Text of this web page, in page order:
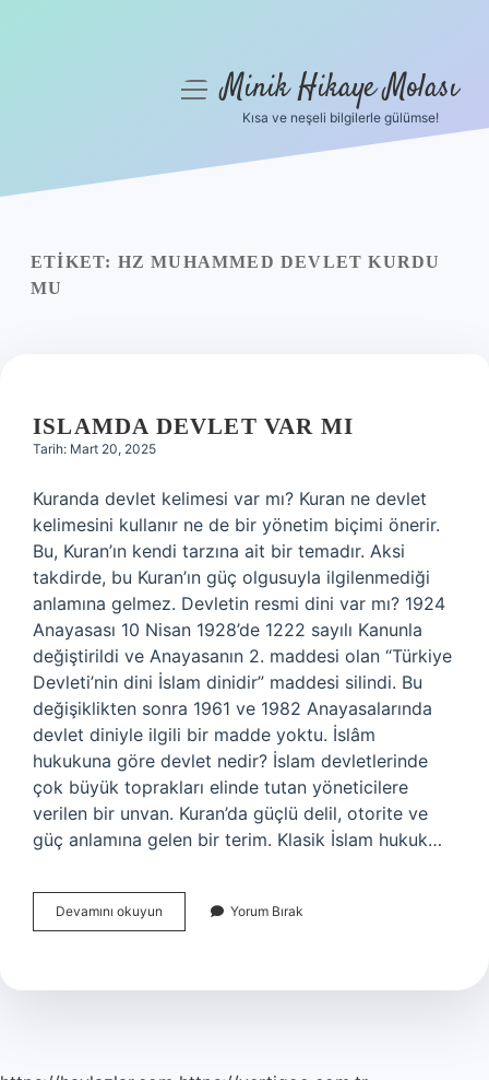
Yasal Uyarı
menüyüMinik Hikaye Molası
Kısa ve neşeli bilgilerle gülümse!
ETIKET: HZ MUHAMMED DEVLET KURDU
MU
ISLAMDA DEVLET VAR MI
Tarih: Mart 20, 2025
Kuranda devlet kelimesi var mı? Kuran ne devlet
kelimesini kullanır ne de bir yönetim biçimi önerir.
Bu, Kuran’ın kendi tarzına ait bir temadır. Aksi
takdirde, bu Kuran’ın güç olgusuyla ilgilenmediği
anlamına gelmez. Devletin resmi dini var mı? 1924
Anayasası 10 Nisan 1928’de 1222 sayılı Kanunla
değiştirildi ve Anayasanın 2. maddesi olan “Türkiye
Devleti’nin dini İslam dinidir” maddesi silindi. Bu
değişiklikten sonra 1961 ve 1982 Anayasalarında
devlet diniyle ilgili bir madde yoktu. İslâm
hukukuna göre devlet nedir? İslam devletlerinde
çok büyük toprakları elinde tutan yöneticilere
verilen bir unvan. Kuran’da güçlü delil, otorite ve
güç anlamına gelen bir terim. Klasik İslam hukuk…
Devamını okuyun
Devlet
Yorum Bırak